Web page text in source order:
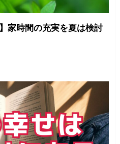
家時間の充実を夏は検討